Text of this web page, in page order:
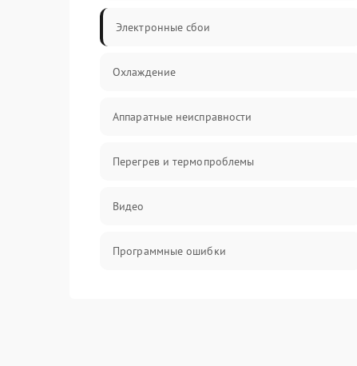
Электронные сбои
Охлаждение
Аппаратные неисправности
Перегрев и термопроблемы
Видео
Программные ошибки